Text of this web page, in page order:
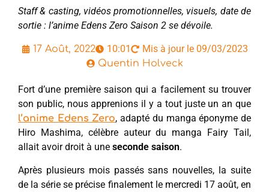
Staff & casting, vidéos promotionnelles, visuels, date de
sortie : l’anime Edens Zero Saison 2 se dévoile.
17 Août, 2022 10:01 Mis à jour le 09/03/2023
Quentin Holveck
Fort d’une première saison qui a facilement su trouver
son public, nous apprenions il y a tout juste un an que
l’anime Edens Zero, adapté du manga éponyme de
Hiro Mashima, célèbre auteur du manga Fairy Tail,
allait avoir droit à une seconde saison.
Après plusieurs mois passés sans nouvelles, la suite
de la série se précise finalement le mercredi 17 août, en